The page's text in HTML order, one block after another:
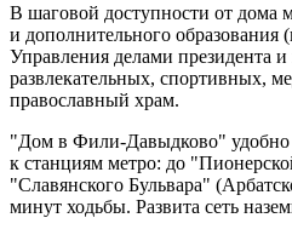
В шаговой доступности от дома
и дополнительного образования
Управления делами президента
развлекательных, спортивных,
православный храм.
"Дом в Фили-Давыдково"
к станциям метро: до
"Славянского Бульвара"
минут ходьбы. Развита сеть